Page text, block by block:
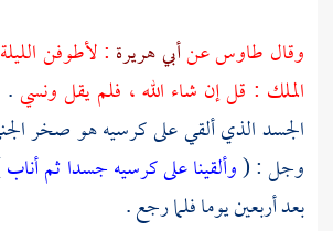
وقال طاوسعنأبي هريرة : لأطوفن
الملك : قل إن شاء الله ، فلم يقل ونسي.
الجسد الذي ألقي على كرسيه هو صخر
وجل : (وألقينا على كرسيه جسدا ثم أناب
بعد أربعين يوما فلما رجع .